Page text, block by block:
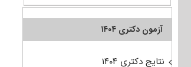
آزمون دکتری ۱۴۰۴
نتایج دکتری ۱۴۰۴